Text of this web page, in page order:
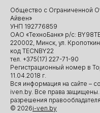
Общество с Ограниченной
Айвен»
УНП 192776859
ОАО «ТехноБанк» р/с:
220002, Минск, ул.
код TECNBY22
тел. +375(17) 227-71-90
Регистрационный номер в
11.04.2018 г.
Вся информация на сайте –
iven.by. Все права
разрешения
© 2026i-ven.by